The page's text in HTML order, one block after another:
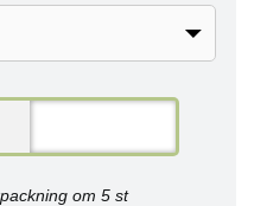
om 5 st